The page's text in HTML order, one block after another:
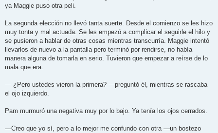
ya Maggie puso otra peli.
La segunda elección no llevó tanta suerte. Desde el comienzo se les hizo
muy tonta y mal actuada. Se les empezó a complicar el seguirle el hilo y
se pusieron a hablar de otras cosas mientras transcurría. Maggie intentó
llevarlos de nuevo a la pantalla pero terminó por rendirse, no había
manera alguna de tomarla en serio. Tuvieron que empezar a reírse de lo
mala que era.
— ¿Pero ustedes vieron la primera? —preguntó él, mientras se rascaba
el ojo izquierdo.
Pam murmuró una negativa muy por lo bajo. Ya tenía los ojos cerrados.
—Creo que yo sí, pero a lo mejor me confundo con otra —un bostezo